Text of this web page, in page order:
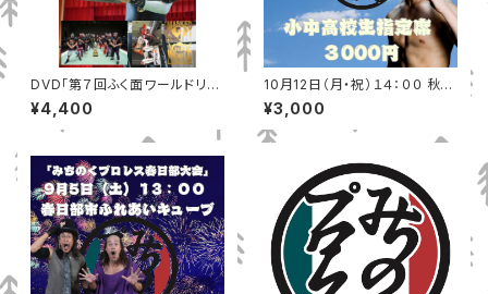
DVD「第７回ふく面ワールドリー
グ戦」
¥4,400
10月12日（月・祝）１４：００ 秋田
テルサ（秋田市）小中高校生指定
席
¥3,000